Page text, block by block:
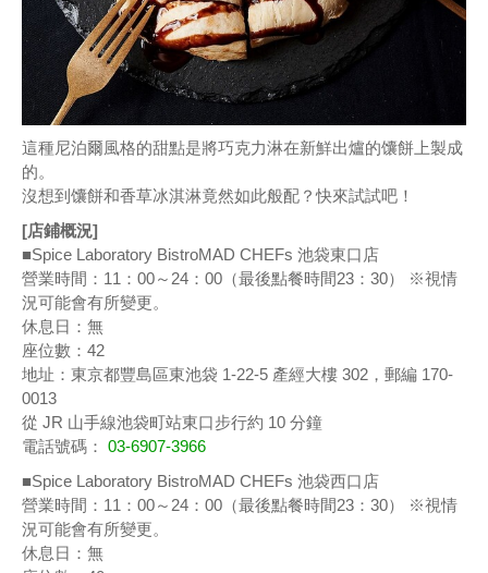
這種尼泊爾風格的甜點是將巧克力淋在新鮮出爐的馕餅上製成
的。
沒想到馕餅和香草冰淇淋竟然如此般配？快來試試吧！
[店鋪概況]
■Spice Laboratory BistroMAD CHEFs 池袋東口店
營業時間：11：00～24：00（最後點餐時間23：30） ※視情
況可能會有所變更。
休息日：無
座位數：42
地址：東京都豐島區東池袋 1-22-5 產經大樓 302，郵編 170-
0013
從 JR 山手線池袋町站東口步行約 10 分鐘
電話號碼： 03-6907-3966
■Spice Laboratory BistroMAD CHEFs 池袋西口店
營業時間：11：00～24：00（最後點餐時間23：30） ※視情
況可能會有所變更。
休息日：無